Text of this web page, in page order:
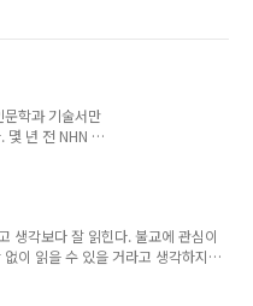
학과 기술서만
몇 년 전 NHN 다
. 독서 모임 토
참 몽글몽글한
무언가를 적어본
아이패드에 사용
손에 넣은 이후로
털이라 10년 전
생각보다 잘 읽힌다. 불교에 관심이
이 읽을 수 있을 거라고 생각하지만,
중한 보배이자 지혜처럼 여겨지는 것